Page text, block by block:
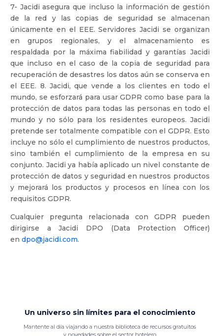
7- Jacidi asegura que incluso la información de gestión
de la red y las copias de seguridad se almacenan
únicamente en el EEE. Servidores Jacidi se organizan
en grupos regionales, y el almacenamiento es
respaldada por la máxima fiabilidad y garantías Jacidi
que incluso en el caso de la copia de seguridad para
recuperación de desastres los datos aún se conserva en
el EEE. 8. Jacidi, que vende a los clientes en todo el
mundo, se esforzará para usar GDPR como base para la
protección de datos para todas las personas en todo el
mundo y no sólo para los residentes europeos. Jacidi
pretende ser totalmente compatible con el GDPR. Esto
incluye no sólo el cumplimiento de nuestros productos,
sino también el cumplimiento de la empresa en su
conjunto. Jacidi ya había aplicado un nivel constante de
protección de datos y seguridad en nuestros productos
y mejorará los productos y procesos en línea con los
requisitos GDPR.
Cualquier pregunta relacionada con GDPR pueden
dirigirse a Jacidi DPO (Data Protection Officer)
en dpo@jacidi.com.
Un universo sin límites para el conocimiento
Mantente al día viajando a nuestra biblioteca de recursos gratuitos
y novedades sobre el sector hotelero